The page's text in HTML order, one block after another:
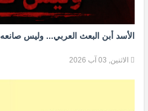
الأسد أبن البعث العربي... وليس صانعه
الاثنين, 03 آب 2026